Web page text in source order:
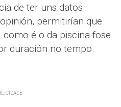
de ter uns datos
opinión, permitirían que
é o da piscina fose
duración no tempo.